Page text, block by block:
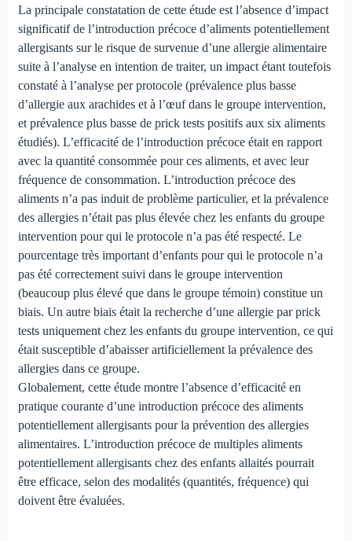
La principale constatation de cette étude est l’absence d’impact
significatif de l’introduction précoce d’aliments potentiellement
allergisants sur le risque de survenue d’une allergie alimentaire
suite à l’analyse en intention de traiter, un impact étant toutefois
constaté à l’analyse per protocole (prévalence plus basse
d’allergie aux arachides et à l’œuf dans le groupe intervention,
et prévalence plus basse de prick tests positifs aux six aliments
étudiés). L’efficacité de l’introduction précoce était en rapport
avec la quantité consommée pour ces aliments, et avec leur
fréquence de consommation. L’introduction précoce des
aliments n’a pas induit de problème particulier, et la prévalence
des allergies n’était pas plus élevée chez les enfants du groupe
intervention pour qui le protocole n’a pas été respecté. Le
pourcentage très important d’enfants pour qui le protocole n’a
pas été correctement suivi dans le groupe intervention
(beaucoup plus élevé que dans le groupe témoin) constitue un
biais. Un autre biais était la recherche d’une allergie par prick
tests uniquement chez les enfants du groupe intervention, ce qui
était susceptible d’abaisser artificiellement la prévalence des
allergies dans ce groupe.
Globalement, cette étude montre l’absence d’efficacité en
pratique courante d’une introduction précoce des aliments
potentiellement allergisants pour la prévention des allergies
alimentaires. L’introduction précoce de multiples aliments
potentiellement allergisants chez des enfants allaités pourrait
être efficace, selon des modalités (quantités, fréquence) qui
doivent être évaluées.